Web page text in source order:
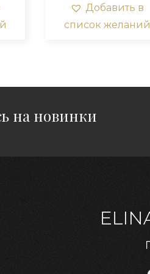
Добавить в
список желаний
на новинки